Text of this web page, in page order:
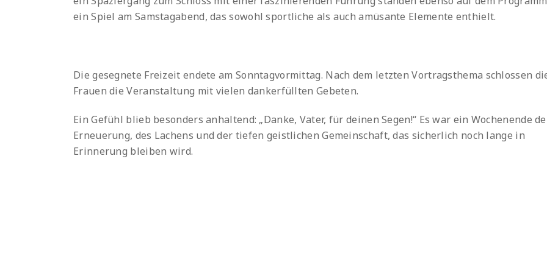
ein Spiel am Samstagabend, das sowohl sportliche als auch amüsante Elemente enthielt.
Die gesegnete Freizeit endete am Sonntagvormittag. Nach dem letzten Vortragsthema schlossen
Frauen die Veranstaltung mit vielen dankerfüllten Gebeten.
Ein Gefühl blieb besonders anhaltend: „Danke, Vater, für deinen Segen!“ Es war ein Wochenende
Erneuerung, des Lachens und der tiefen geistlichen Gemeinschaft, das sicherlich noch lange in
Erinnerung bleiben wird.